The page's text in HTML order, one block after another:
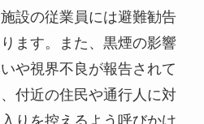
設の従業員には避難勧告
ます。また、黒煙の影響
や視界不良が報告されて
付近の住民や通行人に対
りを控えるよう呼びかけ